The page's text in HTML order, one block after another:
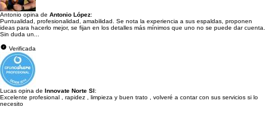
Antonio opina de Antonio López:
Puntualidad, profesionalidad, amabilidad. Se nota la experiencia a sus espaldas, proponen
ideas para hacerlo mejor, se fijan en los detalles más mínimos que uno no se puede dar cuenta.
Sin duda un...
Verificada
Lucas opina de Innovate Norte Sl:
Excelente profesional , rapidez , limpieza y buen trato , volveré a contar con sus servicios si lo
necesito